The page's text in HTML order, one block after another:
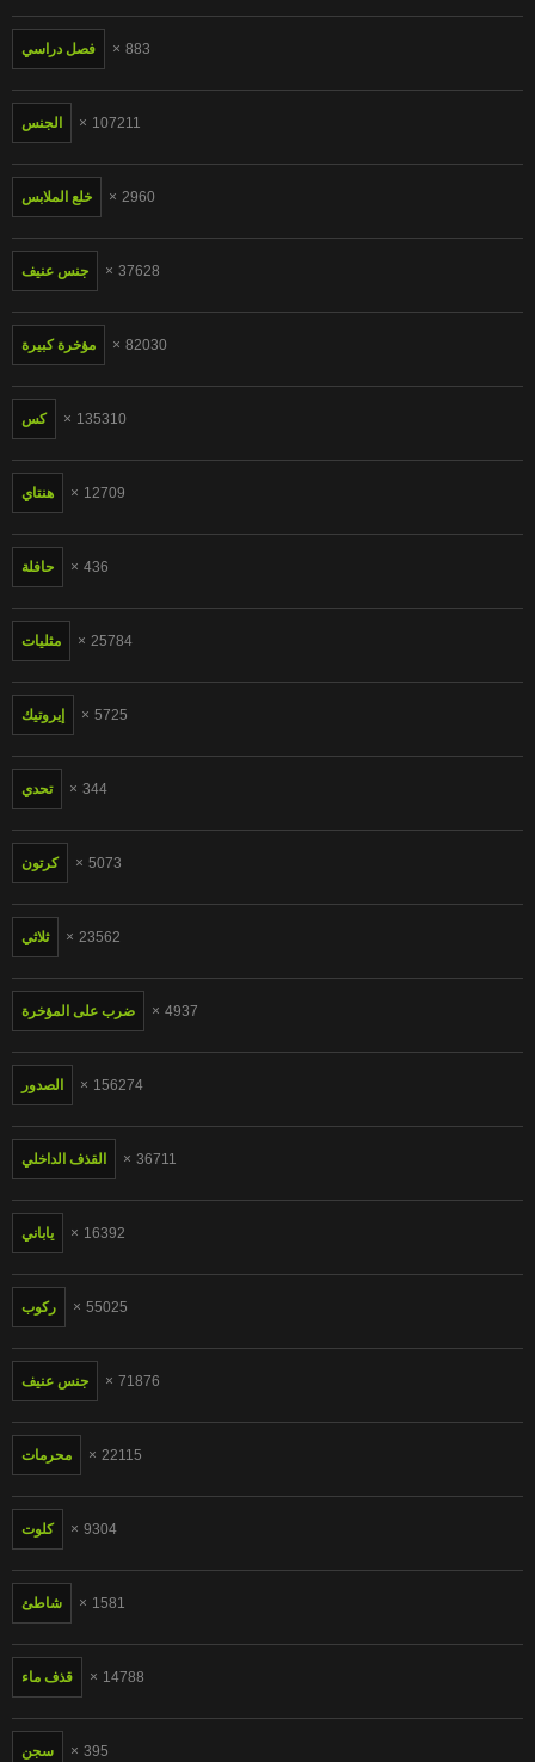
فصل دراسي 883
الجنس 107211
خلع الملابس 2960
جنس عنيف 37628
مؤخرة كبيرة 82030
كس 135310
هنتاي 12709
حافلة 436
مثليات 25784
إيروتيك 5725
تحدي 344
كرتون 5073
ثلاثي 23562
ضرب على المؤخرة 4937
الصدور 156274
القذف الداخلي 36711
ياباني 16392
ركوب 55025
جنس عنيف 71876
محرمات 22115
كلوت 9304
شاطئ 1581
قذف ماء 14788
سجن 395